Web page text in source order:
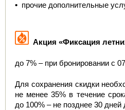
• прочие дополнительные
Акция «Фиксация
до 7% – при бронировании с
Для сохранения скидки
не менее 35% в течение
до 100% – не позднее 30 дней